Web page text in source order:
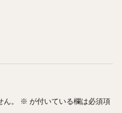
。 ※ が付いている欄は必須項